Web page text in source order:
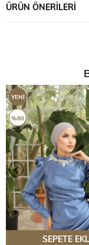
ÜRÜN ÖNERILERI
SEPETE
YENI
ÜRÜN
%60